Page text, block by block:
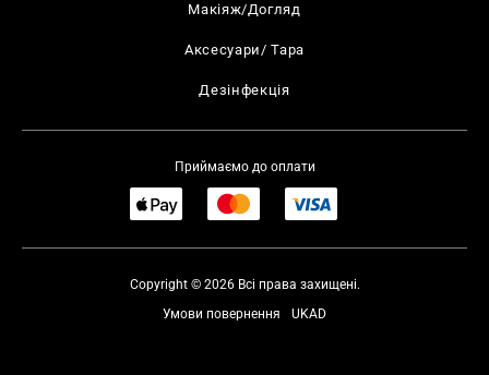
Макіяж/Догляд
Аксесуари/ Тара
Дезінфекція
Приймаємо до оплати
Copyright © 2026 Всі права захищені.
UKAD
Умови повернення